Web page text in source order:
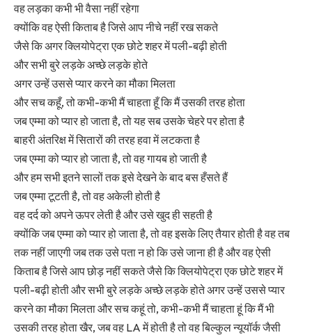
वह लड़का कभी भी वैसा नहीं रहेगा
क्योंकि वह ऐसी किताब है जिसे आप नीचे नहीं रख सकते
जैसे कि अगर क्लियोपेट्रा एक छोटे शहर में पली-बढ़ी होती
और सभी बुरे लड़के अच्छे लड़के होते
अगर उन्हें उससे प्यार करने का मौका मिलता
और सच कहूँ, तो कभी-कभी मैं चाहता हूँ कि मैं उसकी तरह होता
जब एम्मा को प्यार हो जाता है, तो यह सब उसके चेहरे पर होता है
बाहरी अंतरिक्ष में सितारों की तरह हवा में लटकता है
जब एम्मा को प्यार हो जाता है, तो वह गायब हो जाती है
और हम सभी इतने सालों तक इसे देखने के बाद बस हँसते हैं
जब एम्मा टूटती है, तो वह अकेली होती है
वह दर्द को अपने ऊपर लेती है और उसे खुद ही सहती है
क्योंकि जब एम्मा को प्यार हो जाता है, तो वह इसके लिए तैयार होती है वह तब
तक नहीं जाएगी जब तक उसे पता न हो कि उसे जाना ही है और वह ऐसी
किताब है जिसे आप छोड़ नहीं सकते जैसे कि क्लियोपेट्रा एक छोटे शहर में
पली-बढ़ी होती और सभी बुरे लड़के अच्छे लड़के होते अगर उन्हें उससे प्यार
करने का मौका मिलता और सच कहूं तो, कभी-कभी मैं चाहता हूं कि मैं भी
उसकी तरह होता खैर, जब वह LA में होती है तो वह बिल्कुल न्यूयॉर्क जैसी